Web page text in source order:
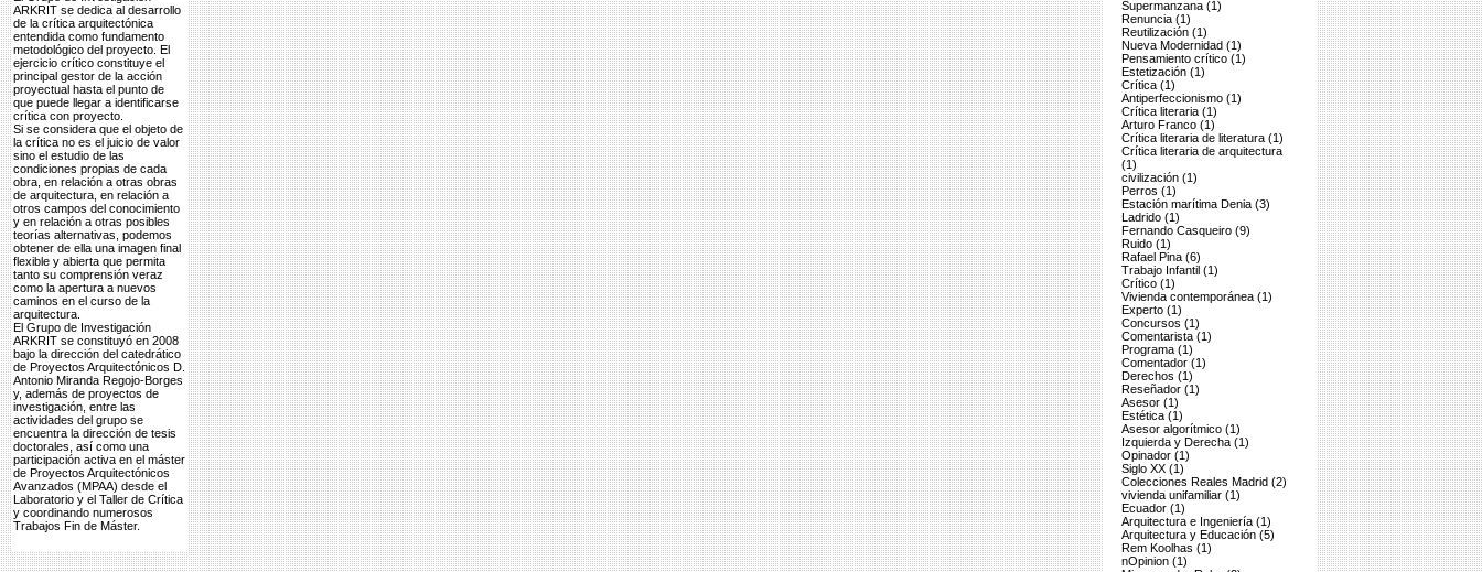
ARKRIT se dedica al desarrollo
de la crítica arquitectónica
entendida como fundamento
metodológico del proyecto. El
ejercicio crítico constituye el
principal gestor de la acción
proyectual hasta el punto de
que puede llegar a identificarse
crítica con proyecto.
Si se considera que el objeto de
la crítica no es el juicio de valor
sino el estudio de las
condiciones propias de cada
obra, en relación a otras obras
de arquitectura, en relación a
otros campos del conocimiento
y en relación a otras posibles
teorías alternativas, podemos
obtener de ella una imagen final
flexible y abierta que permita
tanto su comprensión veraz
como la apertura a nuevos
caminos en el curso de la
arquitectura.
El Grupo de Investigación
ARKRIT se constituyó en 2008
bajo la dirección del catedrático
de Proyectos Arquitectónicos D.
Antonio Miranda Regojo-Borges
y, además de proyectos de
investigación, entre las
actividades del grupo se
encuentra la dirección de tesis
doctorales, así como una
participación activa en el máster
de Proyectos Arquitectónicos
Avanzados (MPAA) desde el
Laboratorio y el Taller de Crítica
y coordinando numerosos
Trabajos Fin de Máster.
Supermanzana (1)
Renuncia (1)
Reutilización (1)
Nueva Modernidad (1)
Pensamiento crítico (1)
Estetización (1)
Crítica (1)
Antiperfeccionismo (1)
Crítica literaria (1)
Arturo Franco (1)
Crítica literaria de literatura (1)
Crítica literaria de arquitectura
(1)
civilización (1)
Perros (1)
Estación marítima Denia (3)
Ladrido (1)
Fernando Casqueiro (9)
Ruido (1)
Rafael Pina (6)
Trabajo Infantil (1)
Crítico (1)
Vivienda contemporánea (1)
Experto (1)
Concursos (1)
Comentarista (1)
Programa (1)
Comentador (1)
Derechos (1)
Reseñador (1)
Asesor (1)
Estética (1)
Asesor algorítmico (1)
Izquierda y Derecha (1)
Opinador (1)
Siglo XX (1)
Colecciones Reales Madrid (2)
vivienda unifamiliar (1)
Ecuador (1)
Arquitectura e Ingeniería (1)
Arquitectura y Educación (5)
Rem Koolhas (1)
nOpinion (1)